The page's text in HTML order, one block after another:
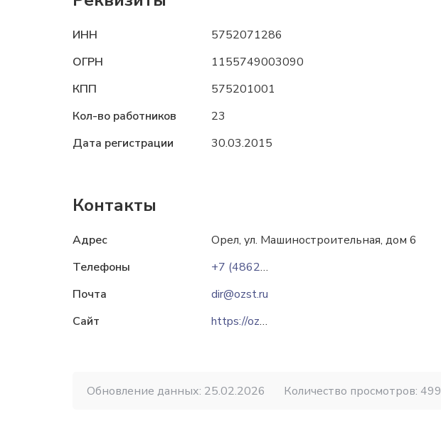
ИНН
5752071286
ОГРН
1155749003090
КПП
575201001
Кол-во работников
23
Дата регистрации
30.03.2015
Контакты
Адрес
Орел, ул. Машиностроительная, дом 6
Телефоны
+7 (4862) 48-07-01
Почта
dir@ozst.ru
Сайт
https://ozst.ru
Обновление данных: 25.02.2026 Количество просмотров: 499